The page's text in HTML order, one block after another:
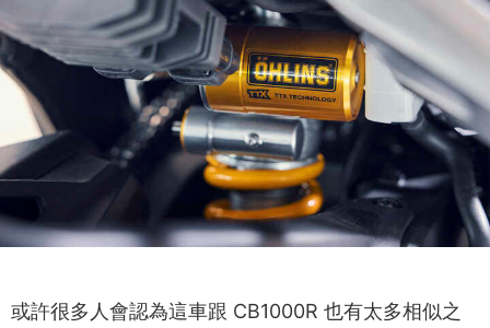
或許很多人會認為這車跟 CB1000R 也有太多相似之